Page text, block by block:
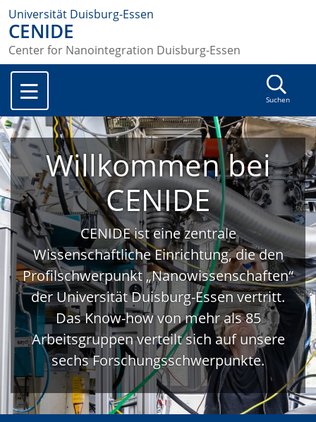
Universität Duisburg-Essen
CENIDE
Center for Nanointegration Duisburg-Essen
Suchen
Willkommen bei
CENIDE
CENIDE ist eine zentrale
Wissenschaftliche Einrichtung, die den
Profilschwerpunkt „Nanowissenschaften“
der Universität Duisburg-Essen vertritt.
Das Know-how von mehr als 85
Arbeitsgruppen verteilt sich auf unsere
sechs Forschungsschwerpunkte.